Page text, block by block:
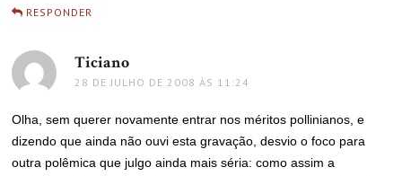
RESPONDER
Ticiano
28 DE JULHO DE 2008 ÀS 11:24
Olha, sem querer novamente entrar nos méritos pollinianos, e
dizendo que ainda não ouvi esta gravação, desvio o foco para
outra polêmica que julgo ainda mais séria: como assim a